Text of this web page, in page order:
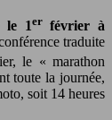
le 1erfévrier à
traduite
le « marathon
toute la journée,
soit 14 heures